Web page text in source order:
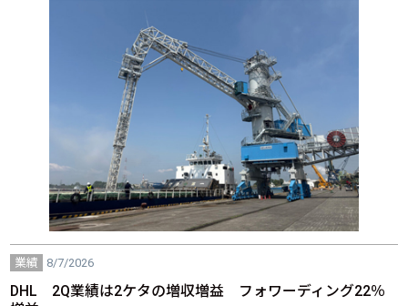
業績 8/7/2026
DHL 2Q業績は2ケタの増収増益 フォワーディング22％